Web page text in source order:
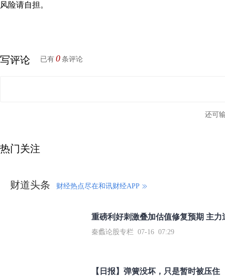
风险请自担。
写评论 已有 0 条评论
还可
热门关注
财道头条 财经热点尽在和讯财经APP
秦蠡论股专栏 07-16 07:29
【日报】弹簧没坏，只是暂时被压住